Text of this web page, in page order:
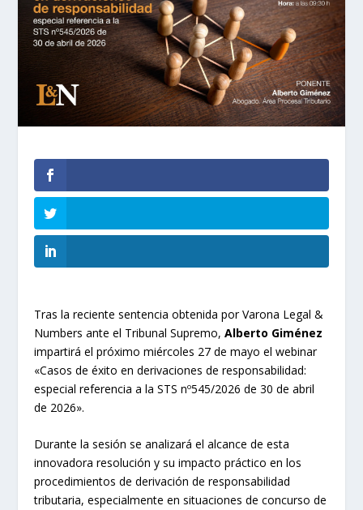
Tras la reciente sentencia obtenida por Varona Legal &
Numbers ante el Tribunal Supremo,Alberto Giménez
impartirá el próximo miércoles 27 de mayo el webinar
«Casos de éxito en derivaciones de responsabilidad:
especial referencia a la STS nº545/2026 de 30 de abril
de 2026».
Durante la sesión se analizará el alcance de esta
innovadora resolución y su impacto práctico en los
procedimientos de derivación de responsabilidad
tributaria, especialmente en situaciones de concurso de